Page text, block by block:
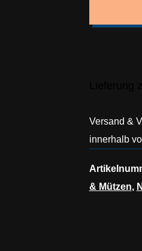
Versand &
innerhalb
& Mützen,